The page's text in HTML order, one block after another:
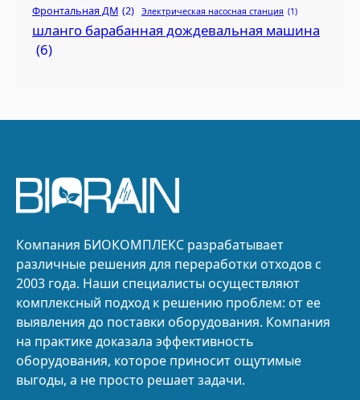
Фронтальная ДМ (2) Электрическая насосная станция (1)
шланго барабанная дождевальная машина
(6)
Компания БИОКОМПЛЕКС разрабатывает
различные решения для переработки отходов с
2003 года. Наши специалисты осуществляют
комплексный подход к решению проблем: от ее
выявления до поставки оборудования. Компания
на практике доказала эффективность
оборудования, которое приносит ощутимые
выгоды, а не просто решает задачи.